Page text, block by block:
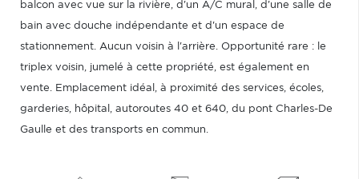
balcon avec vue sur la rivière, d'un A/C mural, d'une salle de
bain avec douche indépendante et d'un espace de
stationnement. Aucun voisin à l'arrière. Opportunité rare : le
triplex voisin, jumelé à cette propriété, est également en
vente. Emplacement idéal, à proximité des services, écoles,
garderies, hôpital, autoroutes 40 et 640, du pont Charles-De
Gaulle et des transports en commun.